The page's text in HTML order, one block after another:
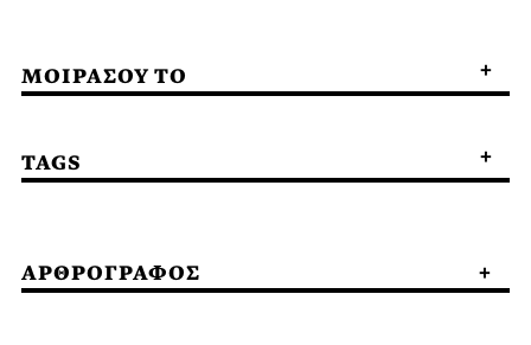
ΜΟΙΡΑΣΟΥ ΤΟ
TAGS
ΑΡΘΡΟΓΡΑΦΟΣ